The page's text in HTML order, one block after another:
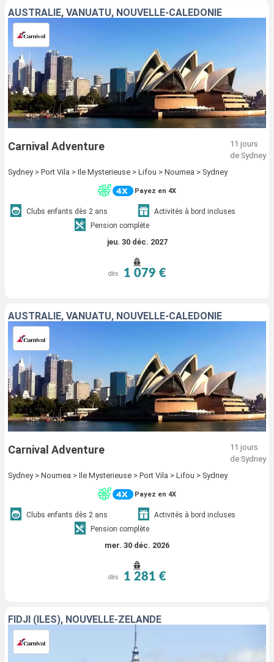
AUSTRALIE, VANUATU, NOUVELLE-CALÉDONIE
Carnival Adventure
11 jours
de Sydney
Sydney > Port Vila > Ile Mysterieuse > Lifou > Noumea > Sydney
Payez en 4X
Clubs enfants dès 2 ans
Activités à bord incluses
Pension complète
jeu. 30 déc. 2027
dès 1 079 €
AUSTRALIE, VANUATU, NOUVELLE-CALÉDONIE
Carnival Adventure
11 jours
de Sydney
Sydney > Noumea > Ile Mysterieuse > Port Vila > Lifou > Sydney
Payez en 4X
Clubs enfants dès 2 ans
Activités à bord incluses
Pension complète
mer. 30 déc. 2026
dès 1 281 €
FIDJI (ÎLES), NOUVELLE-ZÉLANDE